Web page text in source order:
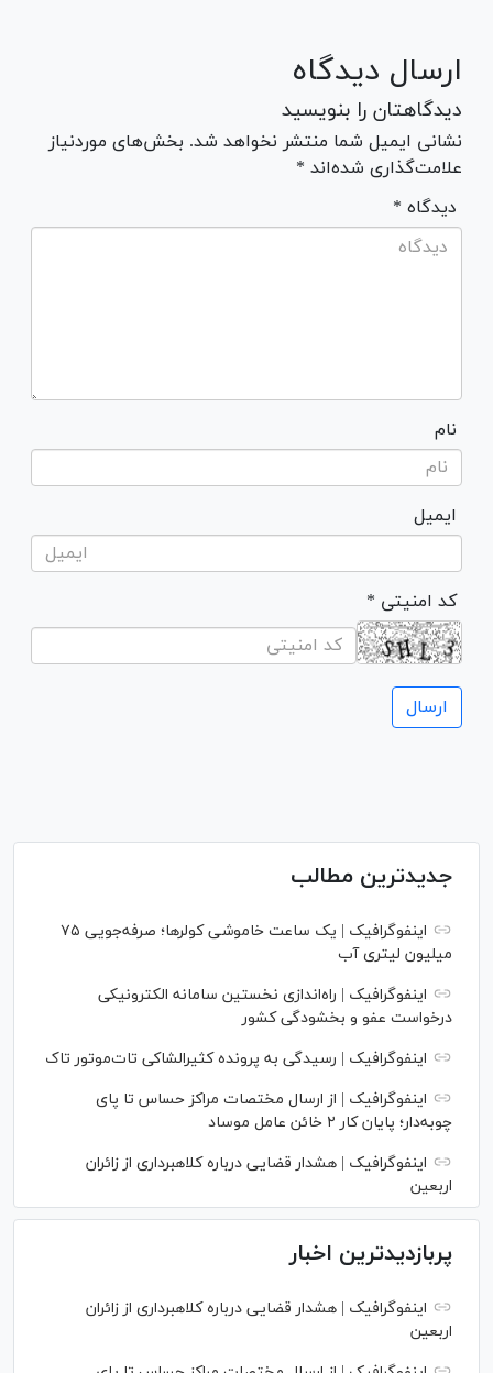
ارسال دیدگاه
دیدگاهتان را بنویسید
نشانی ایمیل شما منتشر نخواهد شد. بخش‌های موردنیاز
علامت‌گذاری شده‌اند *
* دیدگاه
نام
ایمیل
* کد امنیتی
جدیدترین مطالب
اینفوگرافیک | یک ساعت خاموشی کولرها؛ صرفه‌جویی ۷۵
میلیون لیتری آب
اینفوگرافیک | راه‌اندازی نخستین سامانه الکترونیکی
درخواست عفو و بخشودگی کشور
اینفوگرافیک | رسیدگی به پرونده کثیرالشاکی تات‌موتور تاک
اینفوگرافیک | از ارسال مختصات مراکز حساس تا پای
چوبه‌دار؛ پایان کار ۲ خائن عامل موساد
اینفوگرافیک | هشدار قضایی درباره کلاهبرداری از زائران
اربعین
پربازدیدترین اخبار
اینفوگرافیک | هشدار قضایی درباره کلاهبرداری از زائران
اربعین